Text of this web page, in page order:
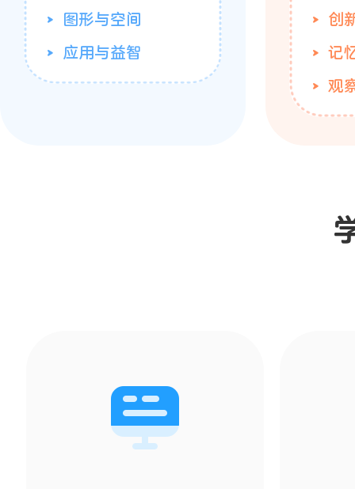
图形与空间
应用与益智
创
记
观